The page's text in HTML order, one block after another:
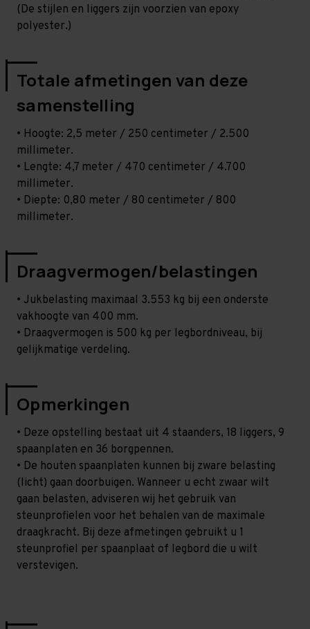
(De stijlen en liggers zijn voorzien van epoxy
polyester.)
Totale afmetingen van deze
samenstelling
• Hoogte: 2,5 meter / 250 centimeter / 2.500
millimeter.
• Lengte: 4,7 meter / 470 centimeter / 4.700
millimeter.
• Diepte: 0,80 meter / 80 centimeter / 800
millimeter.
Draagvermogen/belastingen
• Jukbelasting maximaal 3.553 kg bij een onderste
vakhoogte van 400 mm.
• Draagvermogen is 500 kg per legbordniveau, bij
gelijkmatige verdeling.
Opmerkingen
• Deze opstelling bestaat uit 4 staanders, 18 liggers, 9
spaanplaten en 36 borgpennen.
• De houten spaanplaten kunnen bij zware belasting
(licht) gaan doorbuigen. Wanneer u echt zwaar wilt
gaan belasten, adviseren wij het gebruik van
steunprofielen voor het behalen van de maximale
draagkracht. Bij deze afmetingen gebruikt u 1
steunprofiel per spaanplaat of legbord die u wilt
verstevigen.